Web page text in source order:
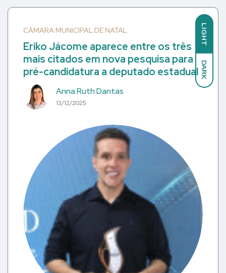
LIGHT
DARK
CÂMARA MUNICIPAL DE NATAL
Eriko Jácome aparece entre os três
mais citados em nova pesquisa para
pré-candidatura a deputado estadual
Anna Ruth Dantas
13/12/2025